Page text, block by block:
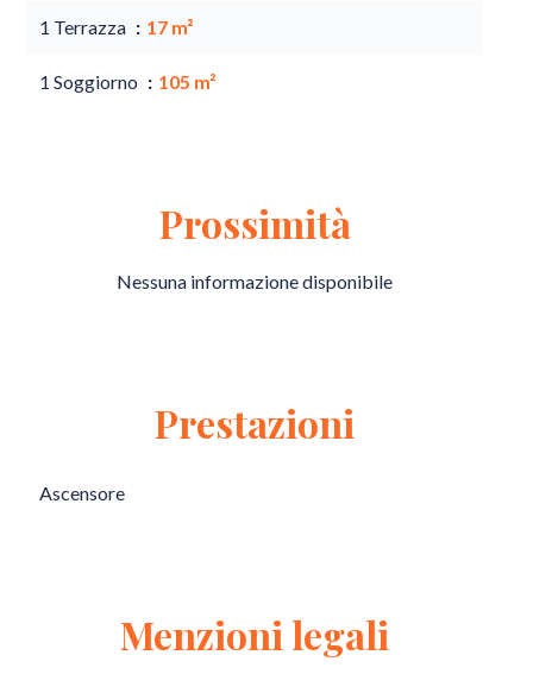
1 Terrazza 17 m²
1 Soggiorno 105 m²
Prossimità
Nessuna informazione disponibile
Prestazioni
Ascensore
Menzioni legali